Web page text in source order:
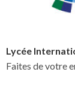
Lycée
Faites de votre